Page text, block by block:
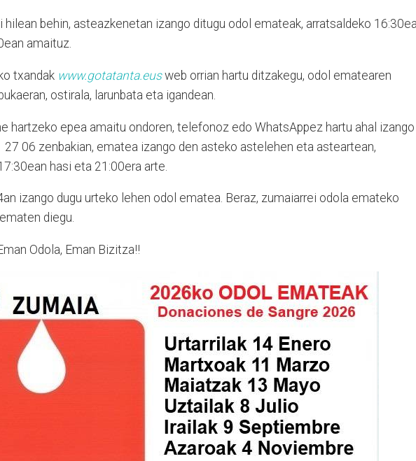
hilean behin, asteazkenetan izango ditugu odol emateak, arratsaldeko
amaituz.
txandak www.gotatanta.eusweb orrian hartu ditzakegu, odol ematearen
ostirala, larunbata eta igandean.
hartzeko epea amaitu ondoren, telefonoz edo WhatsAppez hartu ahal izango
27 06 zenbakian, ematea izango den asteko astelehen eta asteartean,
hasi eta 21:00era arte.
izango dugu urteko lehen odol ematea. Beraz, zumaiarrei odola emateko
diegu.
Odola, Eman Bizitza!!